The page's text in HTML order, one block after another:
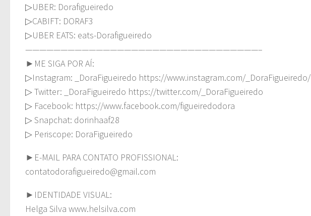
▷UBER: Dorafigueiredo
▷CABIFT: DORAF3
▷UBER EATS: eats-Dorafigueiredo
—————————————————————————————————–
►ME SIGA POR AÍ:
▷Instagram: _DoraFigueiredo https://www.instagram.com/_DoraFigueiredo/
▷ Twitter: _DoraFigueiredo https://twitter.com/_DoraFigueiredo
▷ Facebook: https://www.facebook.com/figueiredodora
▷ Snapchat: dorinhaaf28
▷ Periscope: DoraFigueiredo
►E-MAIL PARA CONTATO PROFISSIONAL:
contatodorafigueiredo@gmail.com
►IDENTIDADE VISUAL:
Helga Silva www.helsilva.com